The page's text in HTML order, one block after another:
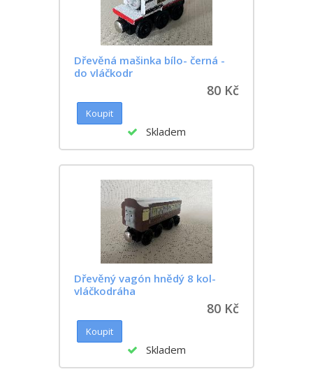
Dřevěná mašinka bílo- černá -
do vláčkodr
80 Kč
Skladem
Dřevěný vagón hnědý 8 kol-
vláčkodráha
80 Kč
Skladem